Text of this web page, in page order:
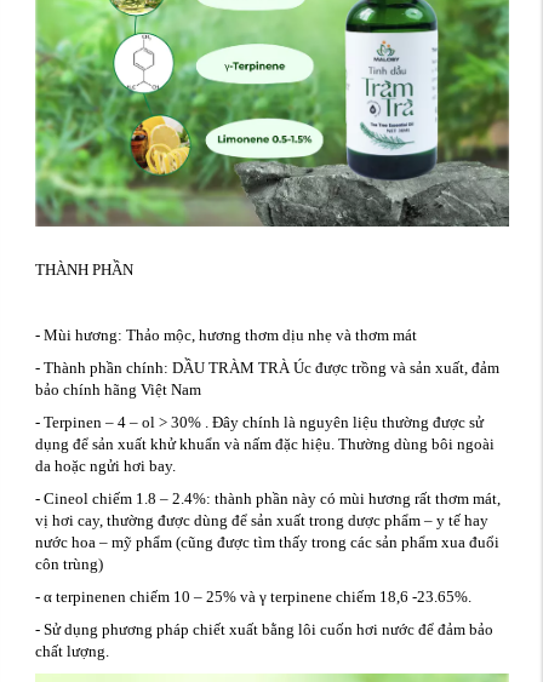
THÀNH PHẦN
- Mùi hương: Thảo mộc, hương thơm dịu nhẹ và thơm mát
- Thành phần chính: DẦU TRÀM TRÀ Úc được trồng và sản xuất, đảm
bảo chính hãng Việt Nam
- Terpinen – 4 – ol > 30% . Đây chính là nguyên liệu thường được sử
dụng để sản xuất khử khuẩn và nấm đặc hiệu. Thường dùng bôi ngoài
da hoặc ngửi hơi bay.
- Cineol chiếm 1.8 – 2.4%: thành phần này có mùi hương rất thơm mát,
vị hơi cay, thường được dùng để sản xuất trong dược phẩm – y tế hay
nước hoa – mỹ phẩm (cũng được tìm thấy trong các sản phẩm xua đuổi
côn trùng)
- α terpinenen chiếm 10 – 25% và γ terpinene chiếm 18,6 -23.65%.
- Sử dụng phương pháp chiết xuất bằng lôi cuốn hơi nước để đảm bảo
chất lượng.